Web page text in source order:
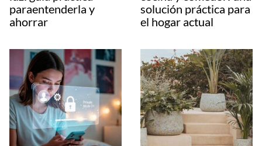
paraentenderla y
ahorrar
solución práctica para
el hogar actual